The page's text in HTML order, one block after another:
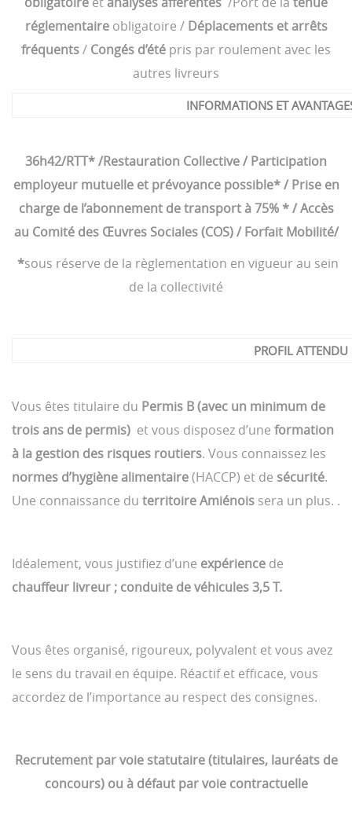
réglementaire obligatoire / Déplacements et arrêts
fréquents/ Congés d’été pris par roulement avec les
autres livreurs
INFORMATIONS ET
36h42/RTT* /Restauration Collective / Participation
employeur mutuelle et prévoyance possible* / Prise en
charge de l’abonnement de transport à 75% * / Accès
au Comité des Œuvres Sociales (COS) / Forfait Mobilité/
*sous réserve de la règlementation en vigueur au sein
de la collectivité
PROFIL ATTENDU
Vous êtes titulaire du Permis B(avec un minimum de
trois ans de permis) et vous disposez d’une formation
à la gestion des risques routiers. Vous connaissez les
normes d’hygiène alimentaire(HACCP) et de sécurité.
Une connaissance du territoire Amiénois sera un plus. .
Idéalement, vous justifiez d’une expérience de
chauffeur livreur ; conduite de véhicules 3,5 T.
Vous êtes organisé, rigoureux, polyvalent et vous avez
le sens du travail en équipe. Réactif et efficace, vous
accordez de l’importance au respect des consignes.
Recrutement par voie statutaire (titulaires, lauréats de
concours) ou à défaut par voie contractuelle